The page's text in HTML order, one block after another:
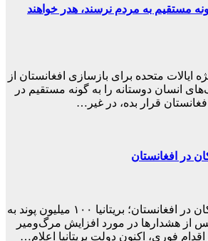
مستقیم به مردم نرسند، هدر خواهند
ایالات متحده برای بازسازی افغانستان از
انسان دوستانه را به گونه مستقیم در
قرار بده، در غیر…
در افغانستان
افزایش مرگ‌ومیر کودکان در افغانستان؛ بریتانیا ۱۰۰ میلیون پوند به
از هشدارها در مورد افزایش مرگ‌ومیر
فوری، اکنون دولت بریتانیا اعلام…